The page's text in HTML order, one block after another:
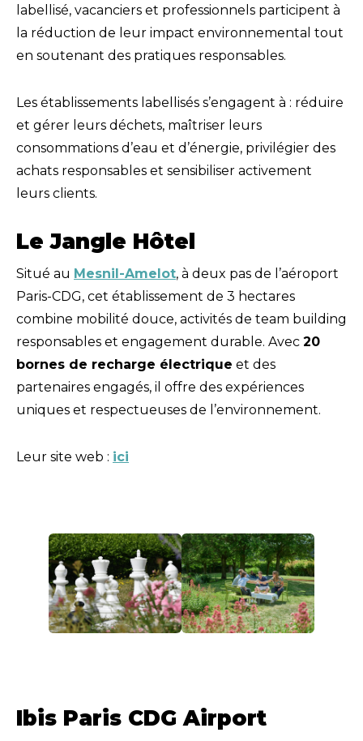
labellisé, vacanciers et professionnels participent à
la réduction de leur impact environnemental tout
en soutenant des pratiques responsables.
Les établissements labellisés s’engagent à : réduire
et gérer leurs déchets, maîtriser leurs
consommations d’eau et d’énergie, privilégier des
achats responsables et sensibiliser activement
leurs clients.
Le Jangle Hôtel
Situé au Mesnil-Amelot, à deux pas de l’aéroport
Paris-CDG, cet établissement de 3 hectares
combine mobilité douce, activités de team building
responsables et engagement durable. Avec 20
bornes de recharge électrique et des
partenaires engagés, il offre des expériences
uniques et respectueuses de l’environnement.
Leur site web : ici
Ibis Paris CDG Airport